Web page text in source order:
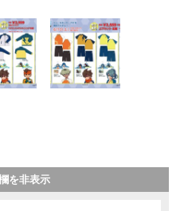
を非表示